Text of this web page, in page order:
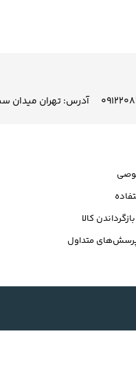
آدرس: تهران میدان
کالا
متداول